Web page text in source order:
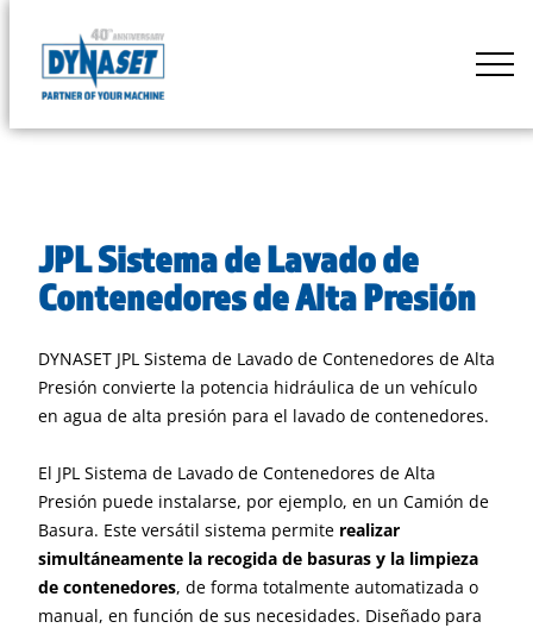
content
DYNASET
by
JPL Sistema de Lavado de
Contenedores de Alta Presión
DYNASET JPL Sistema de Lavado de Contenedores de Alta
Presión convierte la potencia hidráulica de un vehículo
en agua de alta presión para el lavado de contenedores.
El JPL Sistema de Lavado de Contenedores de Alta
Presión puede instalarse, por ejemplo, en un Camión de
Basura. Este versátil sistema permite realizar
simultáneamente la recogida de basuras y la limpieza
de contenedores, de forma totalmente automatizada o
manual, en función de sus necesidades. Diseñado para